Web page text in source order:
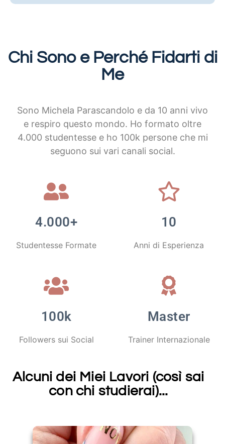
Chi Sono e Perché Fidarti di
Me
Sono Michela Parascandolo e da 10 anni vivo
e respiro questo mondo. Ho formato oltre
4.000 studentesse e ho 100k persone che mi
seguono sui vari canali social.
4.000+
Studentesse Formate
10
Anni di Esperienza
100k
Followers sui Social
Master
Trainer Internazionale
Alcuni dei Miei Lavori (così sai
con chi studierai)...